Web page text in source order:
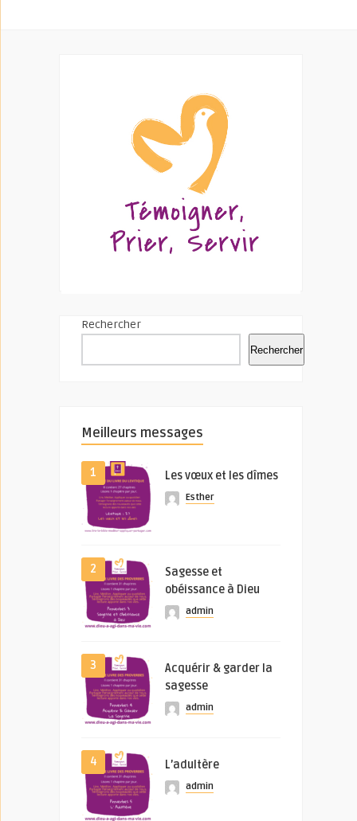
Rechercher
Rechercher
Meilleurs messages
1 Les vœux et les dîmes
Esther
2
Sagesse et
obéissance à Dieu
admin
3
Acquérir & garder la
sagesse
admin
4 L’adultère
admin